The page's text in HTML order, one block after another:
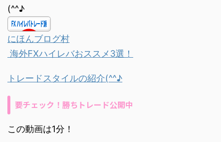
(^^♪
にほんブログ村
海外FXハイレバおススメ3選！
トレードスタイルの紹介(^^♪
要チェック！勝ちトレード公開中
この動画は1分！